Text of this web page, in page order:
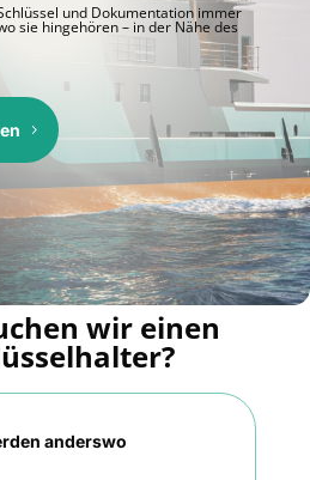
und Dokumentation immer
sie hingehören – in der Nähe des
wir einen
anderswo